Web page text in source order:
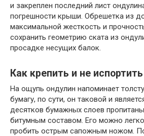
и закреплен последний лист
погрешности крыши. Обрешетка из
максимальной жесткость и
сохранить геометрию ската из
просадке несущих балок.
Как крепить и не
На ощупь ондулин напоминает
бумагу, по сути, он таковой и
десятков бумажных слоев
битумным составом. Его можно
пробить острым сапожным ножом.